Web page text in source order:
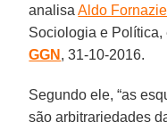
analisaAldo
Sociologia e
GGN , 31-10-2016.
Segundo ele, “as
são arbitrariedades